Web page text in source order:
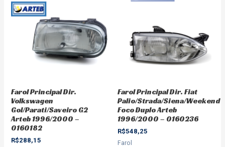
Farol Principal Dir.
Volkswagen
Gol/Parati/Saveiro G2
Arteb 1996/2000 –
0160182
R$288,15
Farol Principal Dir. Fiat
Palio/Strada/Siena/Weekend
Foco Duplo Arteb
1996/2000 – 0160236
R$548,25
Farol